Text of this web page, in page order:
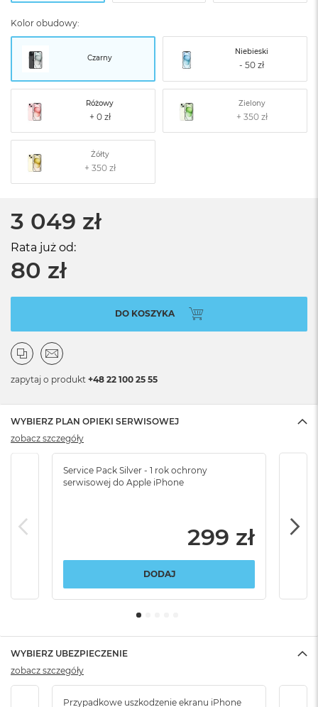
Kolor obudowy:
Czarny
Niebieski
Różowy Zielony
Żółty
3 049 zł
Rata już od:
80 zł
DO KOSZYKA
zapytaj o produkt +48 22 100 25 55
WYBIERZ PLAN OPIEKI SERWISOWEJ
Service Pack Silver - 1 rok ochrony
serwisowej do Apple iPhone
299 zł
DODAJ
zobacz szczegóły
WYBIERZ UBEZPIECZENIE
Przypadkowe uszkodzenie ekranu iPhone
zobacz szczegóły